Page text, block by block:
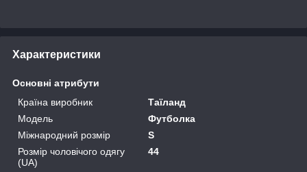
Характеристики
Основні атрибути
Країна виробник
Таїланд
Модель
Футболка
Міжнародний розмір
S
Розмір чоловічого одягу
(UA)
44